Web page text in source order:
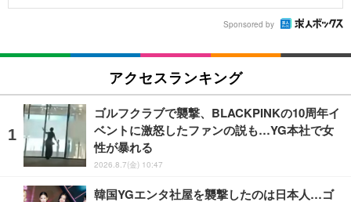
Sponsored by
アクセスランキング
ゴルフクラブで襲撃、BLACKPINKの10周年イ
ベントに激怒したファンの説も…YG本社で女
性が暴れる
2026.8.7(金) 10:47
韓国YGエンタ社屋を襲撃したのは日本人…ゴ